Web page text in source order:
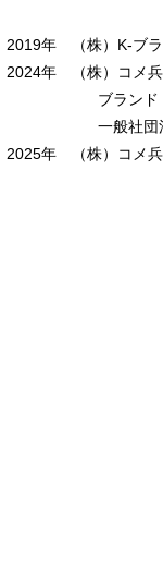
2019年 （株）K‐ブラ
2024年 （株）コメ兵
ブランド・ファ
一般社団法人日
2025年 （株）コメ兵